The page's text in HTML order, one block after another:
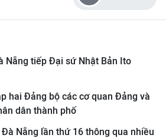
Nẵng tiếp Đại sứ Nhật Bản Ito
hai Đảng bộ các cơ quan Đảng và
dân thành phố
Nẵng lần thứ 16 thông qua nhiều